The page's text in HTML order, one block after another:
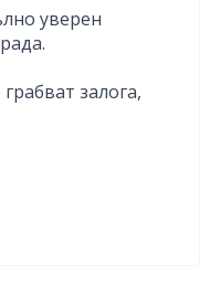
уверен
залога,